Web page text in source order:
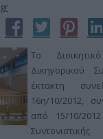
Το
Δικηγορικού
έκτακτη
16η/10/2012,
από 15/10/